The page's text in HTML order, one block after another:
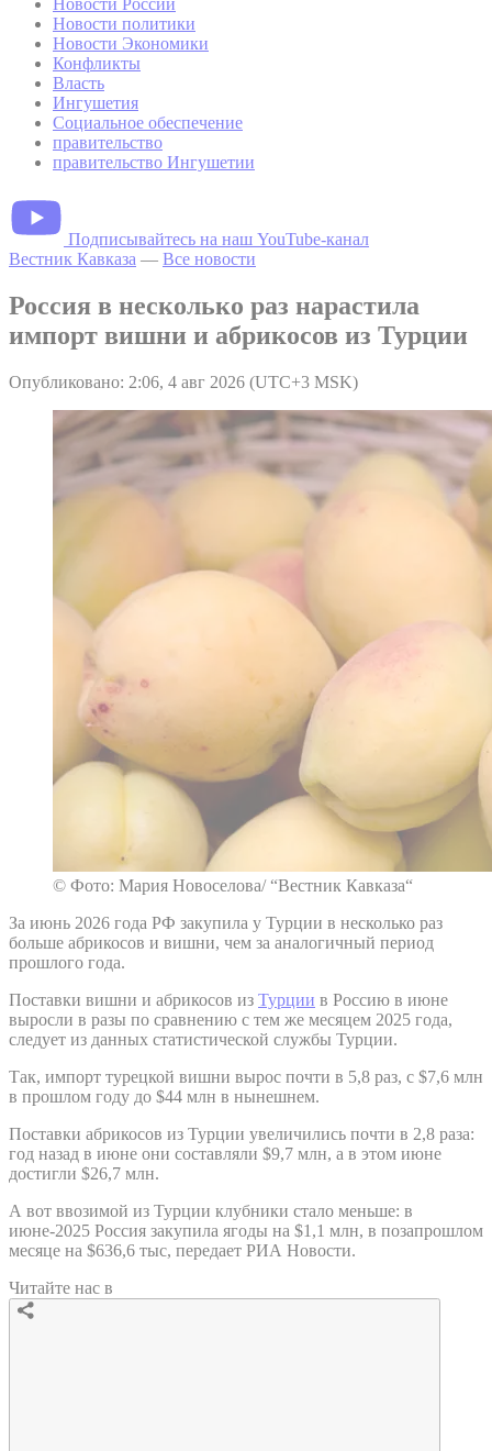
Новости политики
Новости Экономики
Конфликты
Власть
Ингушетия
Социальное обеспечение
правительство
правительство Ингушетии
Подписывайтесь на наш YouTube-канал
Вестник Кавказа — Все новости
Россия в несколько раз нарастила
импорт вишни и абрикосов из Турции
Опубликовано: 2:06, 4 авг 2026 (UTC+3 MSK)
© Фото: Мария Новоселова/ “Вестник Кавказа“
За июнь 2026 года РФ закупила у Турции в несколько раз
больше абрикосов и вишни, чем за аналогичный период
прошлого года.
Поставки вишни и абрикосов из Турции в Россию в июне
выросли в разы по сравнению с тем же месяцем 2025 года,
следует из данных статистической службы Турции.
Так, импорт турецкой вишни вырос почти в 5,8 раз, с $7,6 млн
в прошлом году до $44 млн в нынешнем.
Поставки абрикосов из Турции увеличились почти в 2,8 раза:
год назад в июне они составляли $9,7 млн, а в этом июне
достигли $26,7 млн.
А вот ввозимой из Турции клубники стало меньше: в
июне-2025 Россия закупила ягоды на $1,1 млн, в позапрошлом
месяце на $636,6 тыс, передает РИА Новости.
Читайте нас в